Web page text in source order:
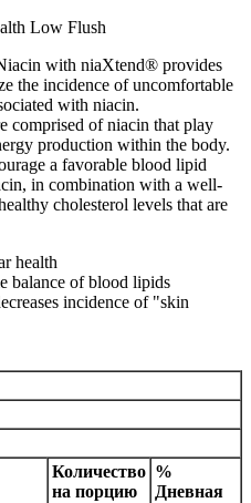
Low Flush
with niaXtend® provides
the incidence of uncomfortable
with niacin.
comprised of niacin that play
production within the body.
a favorable blood lipid
in combination with a well-
cholesterol levels that are
health
balance of blood lipids
incidence of "skin
Количество
на порцию
%
Дневная